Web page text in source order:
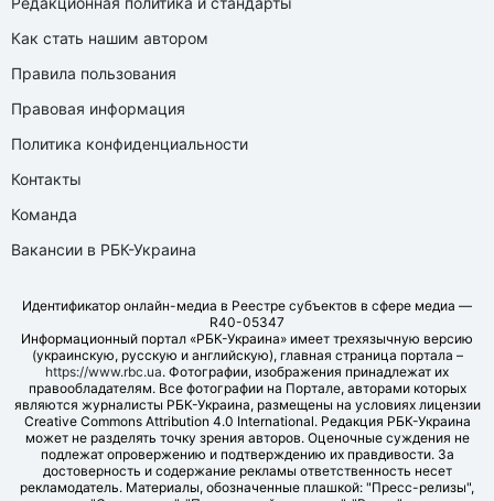
Как стать нашим автором
Правила пользования
Правовая информация
Политика конфиденциальности
Контакты
Команда
Вакансии в РБК-Украина
Идентификатор онлайн-медиа в Реестре субъектов в сфере медиа —
R40-05347
Информационный портал «РБК-Украина» имеет трехязычную версию
(украинскую, русскую и английскую), главная страница портала –
https://www.rbc.ua. Фотографии, изображения принадлежат их
правообладателям. Все фотографии на Портале, авторами которых
являются журналисты РБК-Украина, размещены на условиях лицензии
Creative Commons Attribution 4.0 International. Редакция РБК-Украина
может не разделять точку зрения авторов. Оценочные суждения не
подлежат опровержению и подтверждению их правдивости. За
достоверность и содержание рекламы ответственность несет
рекламодатель. Материалы, обозначенные плашкой: "Пресс-релизы",